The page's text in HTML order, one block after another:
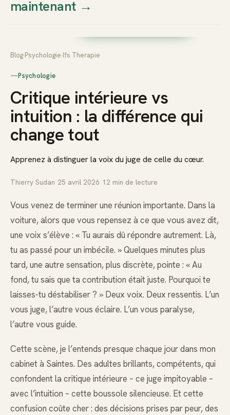
Thierry
Prendre rendez-vous dès
maintenant→
Blog Psychologie Ifs Therapie
—Psychologie
Critique intérieure vs
intuition : la différence qui
change tout
Apprenez à distinguer la voix du juge de celle du cœur.
Thierry Sudan 25 avril 2026 12 min de lecture
Vous venez de terminer une réunion importante. Dans la
voiture, alors que vous repensez à ce que vous avez dit,
une voix s’élève : « Tu aurais dû répondre autrement. Là,
tu as passé pour un imbécile. » Quelques minutes plus
tard, une autre sensation, plus discrète, pointe : « Au
fond, tu sais que ta contribution était juste. Pourquoi te
laisses-tu déstabiliser ? » Deux voix. Deux ressentis. L’un
vous juge, l’autre vous éclaire. L’un vous paralyse,
l’autre vous guide.
Cette scène, je l’entends presque chaque jour dans mon
cabinet à Saintes. Des adultes brillants, compétents, qui
confondent la critique intérieure – ce juge impitoyable –
avec l’intuition – cette boussole silencieuse. Et cette
confusion coûte cher : des décisions prises par peur, des